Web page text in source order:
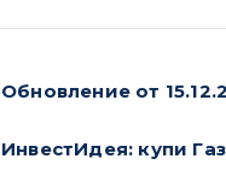
Обновление от
ИнвестИдея: купи